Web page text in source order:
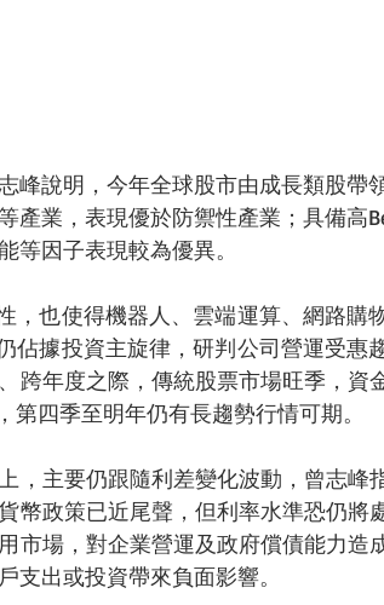
峰說明，今年全球股市由成長類股帶
產業，表現優於防禦性產業；具備高
等因子表現較為優異。
，也使得機器人、雲端運算、網路購
佔據投資主旋律，研判公司營運受惠
跨年度之際，傳統股票市場旺季，資
第四季至明年仍有長趨勢行情可期。
，主要仍跟隨利差變化波動，曾志峰
幣政策已近尾聲，但利率水準恐仍將
市場，對企業營運及政府償債能力造
支出或投資帶來負面影響。